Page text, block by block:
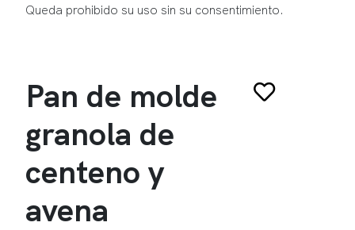
Queda prohibido su uso sin su consentimiento.
Pan de molde
granola de
centeno y
avena